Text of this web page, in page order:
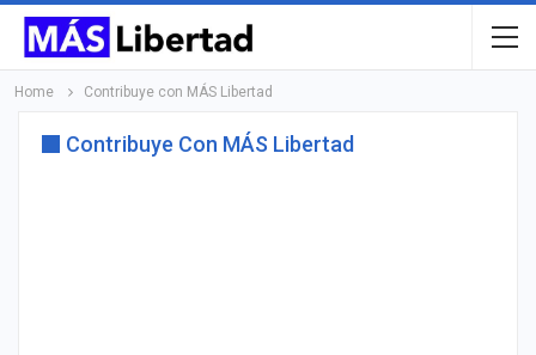
Home Contribuye con MÁS Libertad
Contribuye Con MÁS Libertad